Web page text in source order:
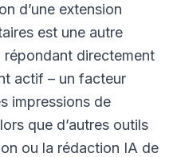
d’une extension
est une autre
directement
actif – un facteur
impressions de
que d’autres outils
ou la rédaction IA de